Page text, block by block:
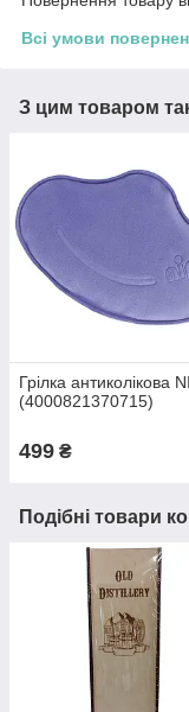
Всі умови
З цим товаром
Грілка антиколікова
(4000821370715)
499 ₴
Подібні товари